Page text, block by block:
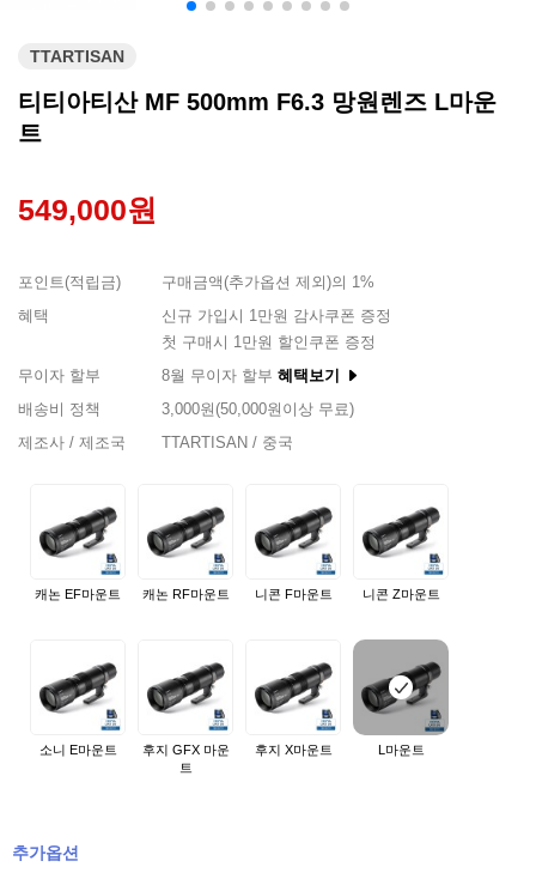
TTARTISAN
티티아티산 MF 500mm F6.3 망원렌즈 L마운
트
549,000원
포인트(적립금)
구매금액(추가옵션 제외)의 1%
혜택
신규 가입시 1만원 감사쿠폰 증정
첫 구매시 1만원 할인쿠폰 증정
무이자 할부
8월 무이자 할부 혜택보기
배송비 정책
3,000원(50,000원이상 무료)
제조사 / 제조국
TTARTISAN / 중국
캐논 EF마운트 캐논 RF마운트 니콘 F마운트 니콘 Z마운트
소니 E마운트
후지 GFX 마운
트
후지 X마운트 L마운트
추가옵션